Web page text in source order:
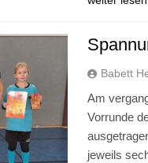
Babett
Am
Vorrunde
jeweils